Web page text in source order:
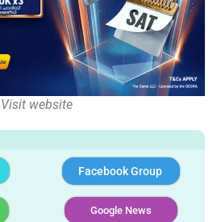
Visit website
Facebook Group
Google News